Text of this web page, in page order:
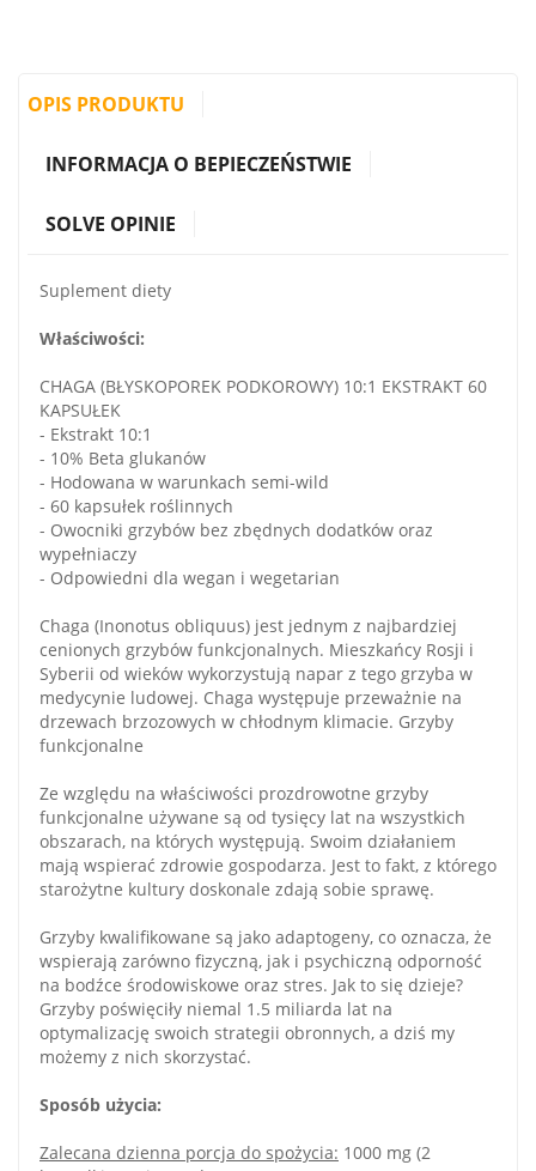
OPIS PRODUKTU
INFORMACJA O BEPIECZEŃSTWIE
SOLVE OPINIE
Suplement diety
Właściwości:
CHAGA (BŁYSKOPOREK PODKOROWY) 10:1 EKSTRAKT 60
KAPSUŁEK
- Ekstrakt 10:1
- 10% Beta glukanów
- Hodowana w warunkach semi-wild
- 60 kapsułek roślinnych
- Owocniki grzybów bez zbędnych dodatków oraz
wypełniaczy
- Odpowiedni dla wegan i wegetarian
Chaga (Inonotus obliquus) jest jednym z najbardziej
cenionych grzybów funkcjonalnych. Mieszkańcy Rosji i
Syberii od wieków wykorzystują napar z tego grzyba w
medycynie ludowej. Chaga występuje przeważnie na
drzewach brzozowych w chłodnym klimacie. Grzyby
funkcjonalne
Ze względu na właściwości prozdrowotne grzyby
funkcjonalne używane są od tysięcy lat na wszystkich
obszarach, na których występują. Swoim działaniem
mają wspierać zdrowie gospodarza. Jest to fakt, z którego
starożytne kultury doskonale zdają sobie sprawę.
Grzyby kwalifikowane są jako adaptogeny, co oznacza, że
wspierają zarówno fizyczną, jak i psychiczną odporność
na bodźce środowiskowe oraz stres. Jak to się dzieje?
Grzyby poświęciły niemal 1.5 miliarda lat na
optymalizację swoich strategii obronnych, a dziś my
możemy z nich skorzystać.
Sposób użycia:
Zalecana dzienna porcja do spożycia: 1000 mg (2